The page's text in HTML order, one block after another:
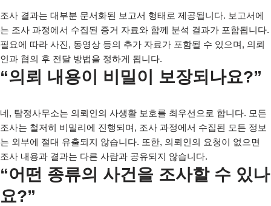
조사 결과는 대부분 문서화된 보고서 형태로 제공됩니다. 보고서에
는 조사 과정에서 수집된 증거 자료와 함께 분석 결과가 포함됩니다.
필요에 따라 사진, 동영상 등의 추가 자료가 포함될 수 있으며, 의뢰
인과 협의 후 전달 방법을 정하게 됩니다.
“의뢰 내용이 비밀이 보장되나요?”
네, 탐정사무소는 의뢰인의 사생활 보호를 최우선으로 합니다. 모든
조사는 철저히 비밀리에 진행되며, 조사 과정에서 수집된 모든 정보
는 외부에 절대 유출되지 않습니다. 또한, 의뢰인의 요청이 없으면
조사 내용과 결과는 다른 사람과 공유되지 않습니다.
“어떤 종류의 사건을 조사할 수 있나
요?”